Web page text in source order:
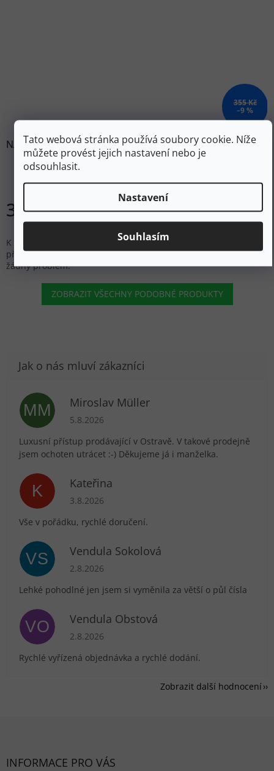
Tato webová stránka používá soubory cookie. Níže
můžete provést jejich nastavení nebo je
odsouhlasit.
Nastavení
Souhlasím
355 Kč
–9 %
NALGENE Láhev na vodu WIDE-MOUTH 500 ml aubergine
sustain - fialová
Skladem
320 Kč Do košíku
K praktičnosti této láhve Nalgene Wide Mouth o objemu 500 ml
přispívá široké hrdlo, kdy vymývání či plnění lahve ledem, není
žádný problém.
ZOBRAZIT VŠECHNY PODOBNÉ PRODUKTY
MM Miroslav Müller
Hodnocení obchodu je 5 z 5 hvězdiček.
5.8.2026
Luxusní přístup prodávající v Ostravě. V takové prodejně
jsem ochoten utrácet :-) Děkujeme já i manželka.
K Kateřina
Hodnocení obchodu je 5 z 5 hvězdiček.
3.8.2026
Vše v pořádku, rychlé doručení.
VS Vendula Sokolová
Hodnocení obchodu je 5 z 5 hvězdiček.
2.8.2026
Lehké pohodlné jen jsem si vyměnila za větší o půl čísla
VO Vendula Obstová
Hodnocení obchodu je 5 z 5 hvězdiček.
2.8.2026
Rychlé vyřízená objednávka a rychlé dodání.
Zobrazit další hodnocení
INFORMACE PRO VÁS